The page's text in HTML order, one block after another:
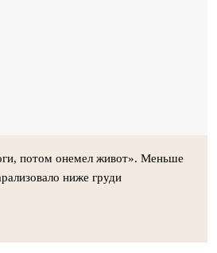
потом онемел живот». Меньше
ниже груди